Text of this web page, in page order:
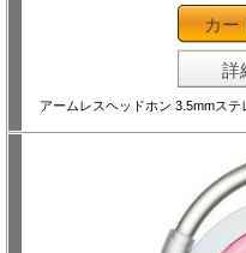
カー
詳
アームレスヘッドホン 3.5mmス